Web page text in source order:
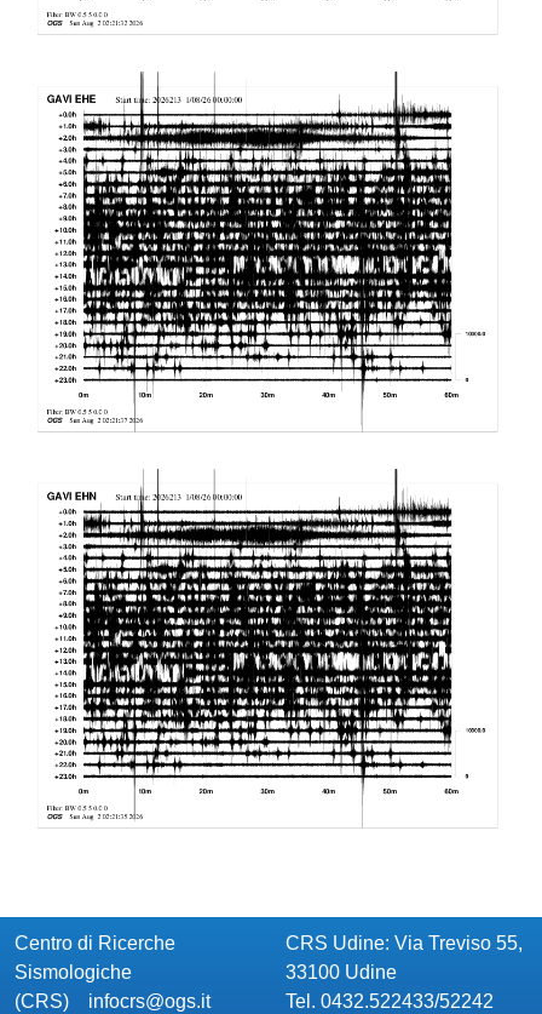
Centro di Ricerche
Sismologiche
(CRS) infocrs@ogs.it
CRS Udine: Via Treviso 55,
33100 Udine
Tel. 0432.522433/52242